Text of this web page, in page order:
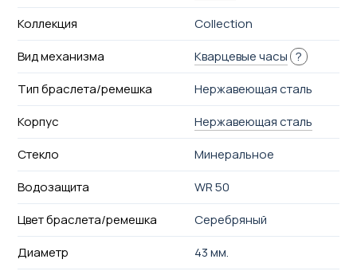
Коллекция
Collection
Вид механизма
Кварцевые часы ?
Тип браслета/ремешка
Нержавеющая сталь
Корпус
Нержавеющая сталь
Стекло
Минеральное
Водозащита
WR 50
Цвет браслета/ремешка
Серебряный
Диаметр
43 мм.